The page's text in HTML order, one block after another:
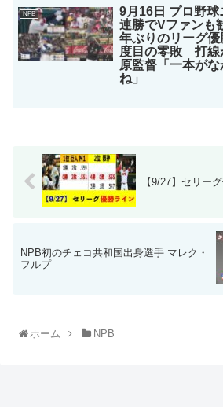
NPB
9月16日 プロ野
連勝でVファンも
年ぶりのリーグ優
度目の零敗 打線
原監督「一本が
ね」
【9/27】セリー
NPB初のチェコ共和国出身選手 マレク・
フルプ
ホーム NPB